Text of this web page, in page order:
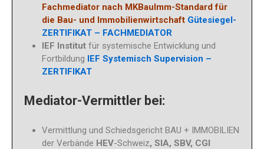
Fachmediator nach MKBauImm-Standard für
die Bau- und Immobilienwirtschaft Gütesiegel-
ZERTIFIKAT – FACHMEDIATOR
IEF Institut für systemische Entwicklung und
Fortbildung IEF Systemisch Supervision –
ZERTIFIKAT
Mediator-Vermittler bei:
Vermittlung und Schiedsgericht BAU + IMMOBILIEN
der Verbände HEV-Schweiz, SIA, SBV, CGI